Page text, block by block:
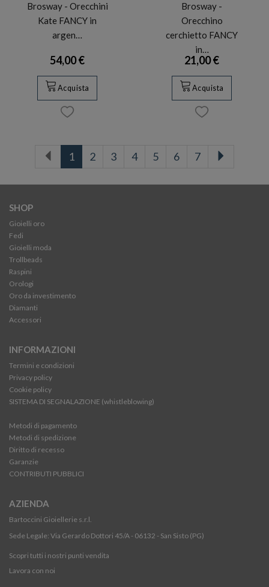
Brosway - Orecchini
Kate FANCY in
argen…
54,00 €
Acquista
Brosway -
Orecchino
cerchietto FANCY
in…
21,00 €
Acquista
1 2 3 4 5 6 7
SHOP
Gioielli oro
Fedi
Gioielli moda
Trollbeads
Raspini
Orologi
Oro da investimento
Diamanti
Accessori
INFORMAZIONI
Termini e condizioni
Privacy policy
Cookie policy
SISTEMA DI SEGNALAZIONE (whistleblowing)
Metodi di pagamento
Metodi di spedizione
Diritto di recesso
Garanzie
CONTRIBUTI PUBBLICI
AZIENDA
Bartoccini Gioiellerie s.r.l.
Sede Legale: Via Gerardo Dottori 45/A - 06132 - San Sisto (PG)
Scopri tutti i nostri punti vendita
Lavora con noi